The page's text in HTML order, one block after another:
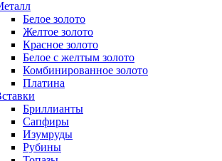
Белое золото
Желтое золото
Красное золото
Белое с желтым золото
Комбинированное золото
Платина
Бриллианты
Сапфиры
Изумруды
Рубины